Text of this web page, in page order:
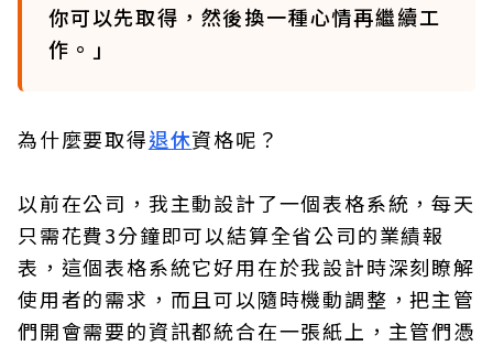
你可以先取得，然後換一種心情再繼續工
作。」
為什麼要取得退休資格呢？
以前在公司，我主動設計了一個表格系統，每天
只需花費3分鐘即可以結算全省公司的業績報
表，這個表格系統它好用在於我設計時深刻瞭解
使用者的需求，而且可以隨時機動調整，把主管
們開會需要的資訊都統合在一張紙上，主管們憑